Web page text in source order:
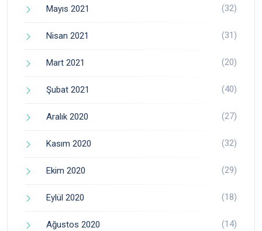
Mayıs 2021 (32)
Nisan 2021 (31)
Mart 2021 (20)
Şubat 2021 (40)
Aralık 2020 (27)
Kasım 2020 (32)
Ekim 2020 (29)
Eylül 2020 (18)
Ağustos 2020 (14)